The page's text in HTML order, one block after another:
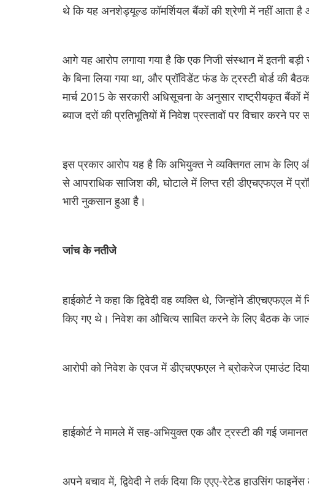
थे कि यह अनशेड्यूल्ड कॉम‌र्श‌ियल बैंकों की श्रेणी में नहीं आता है
आगे यह आरोप लगाया गया है कि एक निजी संस्थान में इतनी बड़ी
के बिना लिया गया था, और प्रॉविडेंट फंड के ट्रस्टी बोर्ड की
मार्च 2015 के सरकारी अधिसूचना के अनुसार राष्ट्रीयकृत बैंकों
ब्याज दरों की प्रतिभूतियों में निवेश प्रस्तावों पर विचार करने पर
इस प्रकार आरोप यह है कि अभियुक्त ने व्यक्तिगत लाभ के लिए
से आपराधिक साजिश की, घोटाले में लिप्त रही डीएचएफएल में
भारी नुकसान हुआ है।
जांच के नतीजे
हाईकोर्ट ने कहा कि द्विवेदी वह व्यक्ति थे, जिन्होंने डीएचएफएल
किए गए थे। निवेश का औचित्य साबित करने के लिए बैठक के
आरोपी को निवेश के एवज में डीएचएफएल ने ब्रोकरेज एमाउंट
हाईकोर्ट ने मामले में सह-अभियुक्त एक और ट्रस्टी की गई जमानत
अपने बचाव में, द्विवेदी ने तर्क दिया कि एएए-रेटेड हाउसिंग